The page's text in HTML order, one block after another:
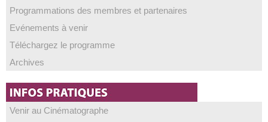
Programmations des membres et partenaires
Evénements à venir
Téléchargez le programme
Archives
Venir au Cinématographe